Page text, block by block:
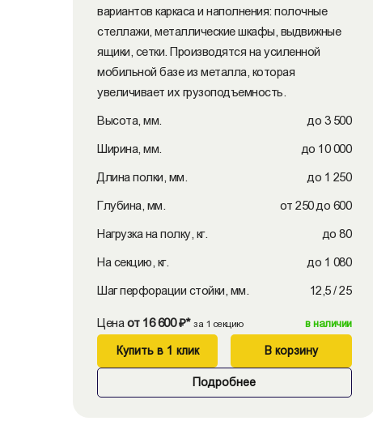
вариантов каркаса и наполнения: полочные
стеллажи, металлические шкафы, выдвижные
ящики, сетки. Производятся на усиленной
мобильной базе из металла, которая
увеличивает их грузоподъемность.
Высота, мм. до 3 500
Ширина, мм. до 10 000
Длина полки, мм. до 1 250
Глубина, мм. от 250 до 600
Нагрузка на полку, кг. до 80
На секцию, кг. до 1 080
Шаг перфорации стойки, мм. 12,5 / 25
Цена от 16 600 ₽* за 1 секцию в наличии
Купить в 1 клик В корзину
Подробнее